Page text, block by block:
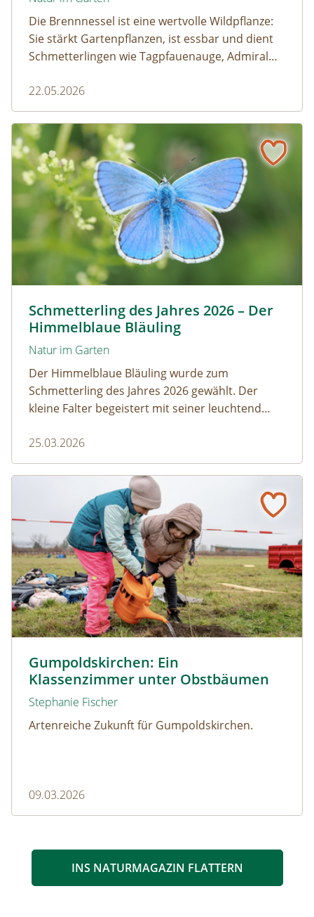
Die Brennnessel ist eine wertvolle Wildpflanze:
Sie stärkt Gartenpflanzen, ist essbar und dient
Schmetterlingen wie Tagpfauenauge, Admiral
Wer sie im Garten stehen lässt, fördert die
Artenvielfalt.
22.05.2026
Schmetterling des Jahres 2026 – Der
Himmelblaue Bläuling
Natur im Garten
Der Himmelblaue Bläuling wurde zum
Schmetterling des Jahres 2026 gewählt. Der
kleine Falter begeistert mit seiner leuchtend
Zusammenspiel mit Ameisen.
25.03.2026
Schmetterling des Jahres 2026 – Der Himmelblaue
Gumpoldskirchen: Ein
Klassenzimmer unter Obstbäumen
Stephanie Fischer
Artenreiche Zukunft für Gumpoldskirchen.
09.03.2026
Gumpoldskirchen: Ein Klassenzimmer unter
INS NATURMAGAZIN FLATTERN